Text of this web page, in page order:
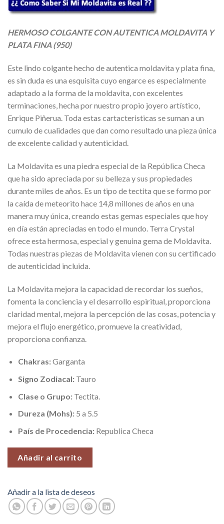
HERMOSO COLGANTE CON AUTENTICA MOLDAVITA Y
PLATA FINA (950)
Este lindo colgante hecho de autentica moldavita y plata fina,
es sin duda es una esquisita cuyo engarce es especialmente
adaptado a la forma de la moldavita, con excelentes
terminaciones, hecha por nuestro propio joyero artístico,
Enrique Piñerua. Toda estas cartacteristicas se suman a un
cumulo de cualidades que dan como resultado una pieza única
de excelente calidad y autenticidad.
La Moldavita es una piedra especial de la República Checa
que ha sido apreciada por su belleza y sus propiedades
durante miles de años. Es un tipo de tectita que se formo por
la caída de meteorito hace 14,8 millones de años en una
manera muy única, creando estas gemas especiales que hoy
en día están apreciadas en todo el mundo. Terra Crystal
ofrece esta hermosa, especial y genuina gema de Moldavita.
Todas nuestras piezas de Moldavita vienen con su certificado
de autenticidad incluida.
La Moldavita mejora la capacidad de recordar los sueños,
fomenta la conciencia y el desarrollo espiritual, proporciona
claridad mental, mejora la percepción de las cosas, potencia y
mejora el flujo energético, promueve la creatividad,
proporciona confianza.
Chakras:Garganta
Signo Zodiacal: Tauro
Clase o Grupo:Tectita.
Dureza (Mohs):5 a 5.5
País de Procedencia: Republica Checa
Añadir al carrito
Añadir a la lista de deseos